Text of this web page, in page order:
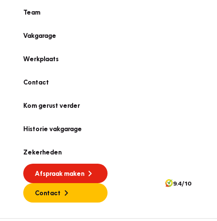
Team
Vakgarage
Werkplaats
Contact
Kom gerust verder
Historie vakgarage
Zekerheden
Afspraak maken
Contact
9.4/10